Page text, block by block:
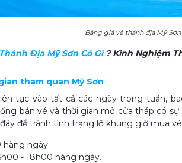
Bảng giá vé thánh địa Mỹ Sơn
Thánh Địa Mỹ Sơn Có Gì​? Kinh Nghiệm
tham quan Mỹ Sơn
tục vào tất cả các ngày trong tuần,
bán vé và thời gian mở cửa tháp có
để tránh tình trạng lỡ khung giờ mua
hàng ngày.
- 18h00 hàng ngày.